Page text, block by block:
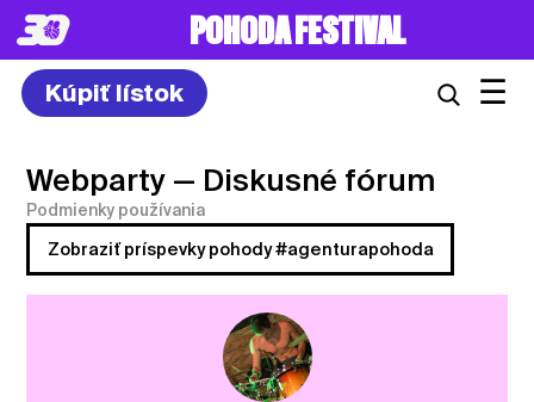
POHODA FESTIVAL
Kúpiť lístok ☰
Webparty — Diskusné fórum
Podmienky používania
Zobraziť príspevky pohody #agenturapohoda